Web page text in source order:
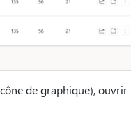
de graphique), ouvrir